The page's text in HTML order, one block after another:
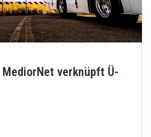
MediorNet verknüpft Ü-